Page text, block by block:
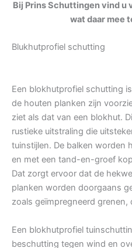
Bij Prins Schuttingen vind
wat daar mee
Blukhutprofiel schutting
Een blokhutprofiel schutting
de houten planken zijn
ziet als dat van een blokhut.
rustieke uitstraling die
tuinstijlen. De balken worden
en met een tand-en-groef
Dat zorgt ervoor dat de
planken worden doorgaans
zoals geïmpregneerd
Een blokhutprofiel
beschutting tegen wind en